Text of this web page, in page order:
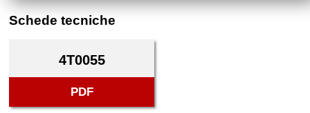
Schede tecniche
4T0055
PDF